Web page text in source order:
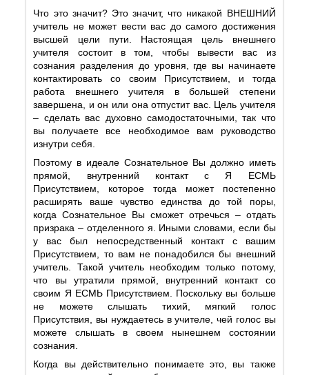
Что это значит? Это значит, что никакой ВНЕШНИЙ
учитель не может вести вас до самого достижения
высшей цели пути. Настоящая цель внешнего
учителя состоит в том, чтобы вывести вас из
сознания разделения до уровня, где вы начинаете
контактировать со своим Присутствием, и тогда
работа внешнего учителя в большей степени
завершена, и он или она отпустит вас. Цель учителя
– сделать вас духовно самодостаточными, так что
вы получаете все необходимое вам руководство
изнутри себя.
Поэтому в идеале Сознательное Вы должно иметь
прямой, внутренний контакт с Я ЕСМЬ
Присутствием, которое тогда может постепенно
расширять ваше чувство единства до той поры,
когда Сознательное Вы сможет отречься – отдать
призрака – отделенного я. Иными словами, если бы
у вас был непосредственный контакт с вашим
Присутствием, то вам не понадобился бы внешний
учитель. Такой учитель необходим только потому,
что вы утратили прямой, внутренний контакт со
своим Я ЕСМЬ Присутствием. Поскольку вы больше
не можете слышать тихий, мягкий голос
Присутствия, вы нуждаетесь в учителе, чей голос вы
можете слышать в своем нынешнем состоянии
сознания.
Когда вы действительно понимаете это, вы также